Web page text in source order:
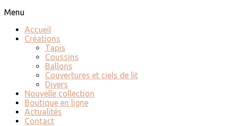
Menu
Accueil
Créations
Tapis
Coussins
Ballons
Couvertures et ciels de lit
Divers
Nouvelle collection
Boutique en ligne
Actualités
Contact